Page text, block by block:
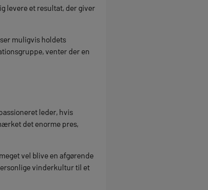
levere et resultat, der giver
muligvis holdets
venter der en
leder, hvis
det enorme pres,
vel blive en afgørende
vinderkultur til et